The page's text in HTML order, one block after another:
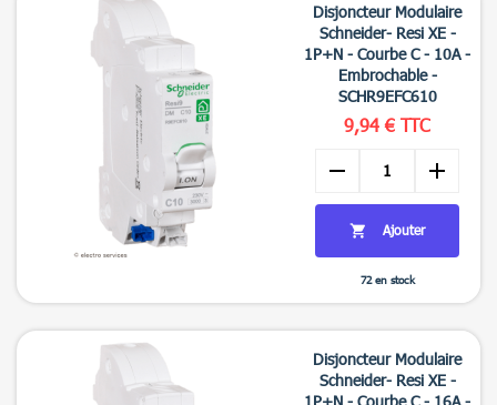

Disjoncteur Modulaire
Schneider- Resi XE -
1P+N - Courbe C - 10A -
Embrochable -
SCHR9EFC610
9,94 € TTC
remove add
 Ajouter
72 en stock
Disjoncteur Modulaire
Schneider- Resi XE -